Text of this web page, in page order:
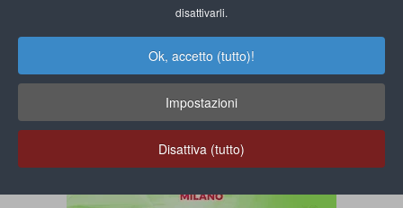
disattivarli.
Ok, accetto (tutto)!
Impostazioni
Disattiva (tutto)
presenta La Gluten Free, la
farina inclusiva